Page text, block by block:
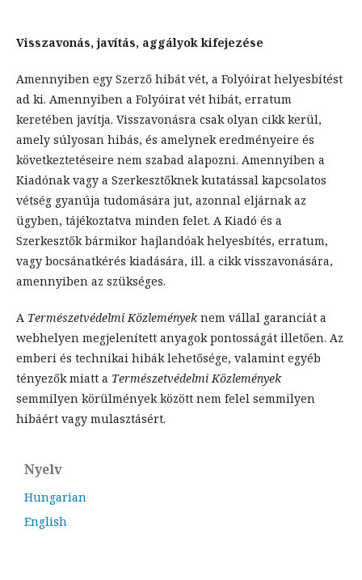
Visszavonás, javítás, aggályok kifejezése
Amennyiben egy Szerző hibát vét, a Folyóirat helyesbítést
ad ki. Amennyiben a Folyóirat vét hibát, erratum
keretében javítja. Visszavonásra csak olyan cikk kerül,
amely súlyosan hibás, és amelynek eredményeire és
következtetéseire nem szabad alapozni. Amennyiben a
Kiadónak vagy a Szerkesztőknek kutatással kapcsolatos
vétség gyanúja tudomására jut, azonnal eljárnak az
ügyben, tájékoztatva minden felet. A Kiadó és a
Szerkesztők bármikor hajlandóak helyesbítés, erratum,
vagy bocsánatkérés kiadására, ill. a cikk visszavonására,
amennyiben az szükséges.
A Természetvédelmi Közleményeknem vállal garanciát a
webhelyen megjelenített anyagok pontosságát illetően. Az
emberi és technikai hibák lehetősége, valamint egyéb
tényezők miatt a Természetvédelmi Közlemények
semmilyen körülmények között nem felel semmilyen
hibáért vagy mulasztásért.
Nyelv
Hungarian
English